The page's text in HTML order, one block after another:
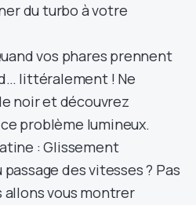
du turbo à votre
vos phares prennent
littéralement ! Ne
noir et découvrez
problème lumineux.
: Glissement
des vitesses ? Pas
allons vous montrer